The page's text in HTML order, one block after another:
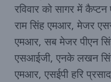
रविवार को सागर में
राम सिंह एमआर, मेजर
एमआर, सब मेजर पीएन
एसआईजी, एनके लखन सिंह
एमआर, एसईपी हरि